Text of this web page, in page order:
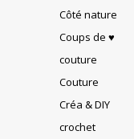
Côté nature
Coups de ♥
couture
Couture
Créa & DIY
crochet